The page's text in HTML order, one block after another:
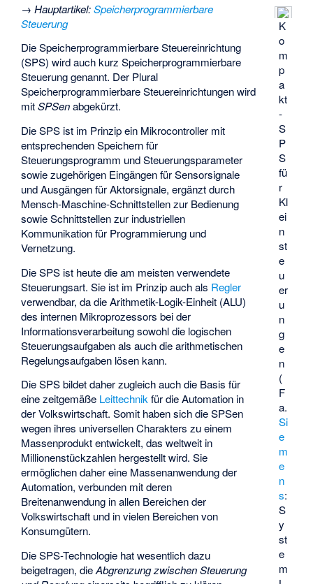
K
o
m
p
a
kt
-
S
P
S
fü
r
Kl
ei
n
st
e
u
er
u
n
g
e
n
(
F
a.
Si
e
m
e
n
s:
S
y
st
e
m
→Hauptartikel:Speicherprogrammierbare
Steuerung
Die Speicherprogrammierbare Steuereinrichtung
(SPS) wird auch kurz Speicherprogrammierbare
Steuerung genannt. Der Plural
Speicherprogrammierbare Steuereinrichtungen wird
mitSPSenabgekürzt.
Die SPS ist im Prinzip ein Mikrocontroller mit
entsprechenden Speichern für
Steuerungsprogramm und Steuerungsparameter
sowie zugehörigen Eingängen für Sensorsignale
und Ausgängen für Aktorsignale, ergänzt durch
Mensch-Maschine-Schnittstellen zur Bedienung
sowie Schnittstellen zur industriellen
Kommunikation für Programmierung und
Vernetzung.
Die SPS ist heute die am meisten verwendete
Steuerungsart. Sie ist im Prinzip auch als Regler
verwendbar, da die Arithmetik-Logik-Einheit (ALU)
des internen Mikroprozessors bei der
Informationsverarbeitung sowohl die logischen
Steuerungsaufgaben als auch die arithmetischen
Regelungsaufgaben lösen kann.
Die SPS bildet daher zugleich auch die Basis für
eine zeitgemäße Leittechnikfür die Automation in
der Volkswirtschaft. Somit haben sich die SPSen
wegen ihres universellen Charakters zu einem
Massenprodukt entwickelt, das weltweit in
Millionenstückzahlen hergestellt wird. Sie
ermöglichen daher eine Massenanwendung der
Automation, verbunden mit deren
Breitenanwendung in allen Bereichen der
Volkswirtschaft und in vielen Bereichen von
Konsumgütern.
Die SPS-Technologie hat wesentlich dazu
beigetragen, dieAbgrenzung zwischen Steuerung